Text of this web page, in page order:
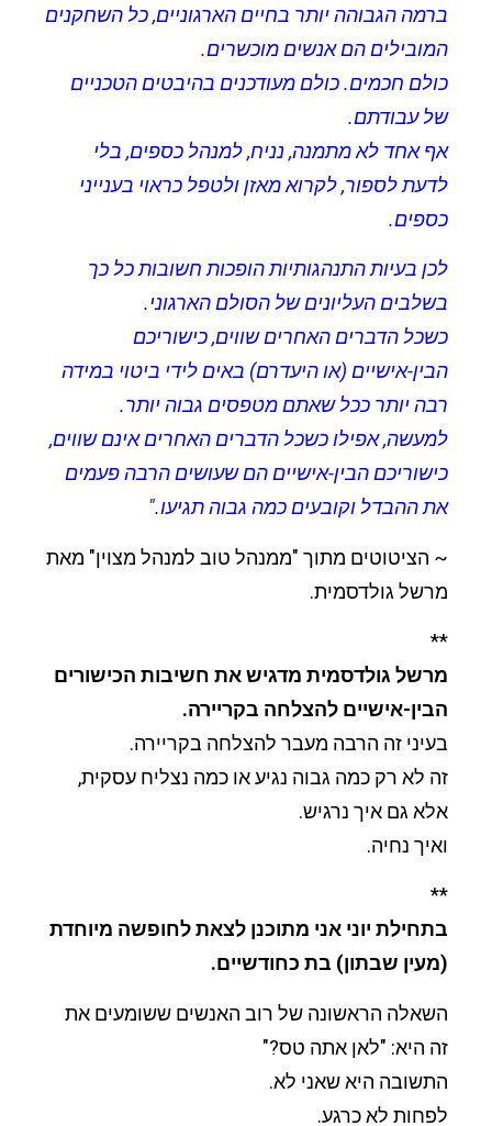
ברמה הגבוהה יותר בחיים הארגוניים, כל השחקנים
המובילים הם אנשים מוכשרים.
כולם חכמים. כולם מעודכנים בהיבטים הטכניים
של עבודתם.
אף אחד לא מתמנה, נניח, למנהל כספים, בלי
לדעת לספור, לקרוא מאזן ולטפל כראוי בענייני
כספים.
לכן בעיות התנהגותיות הופכות חשובות כל כך
בשלבים העליונים של הסולם הארגוני.
כשכל הדברים האחרים שווים, כישוריכם
הבין-אישיים (או היעדרם) באים לידי ביטוי במידה
רבה יותר ככל שאתם מטפסים גבוה יותר.
למעשה, אפילו כשכל הדברים האחרים אינם שווים,
כישוריכם הבין-אישיים הם שעושים הרבה פעמים
את ההבדל וקובעים כמה גבוה תגיעו."
~ הציטוטים מתוך "ממנהל טוב למנהל מצוין" מאת
מרשל גולדסמית.
**
מרשל גולדסמית מדגיש את חשיבות הכישורים
הבין-אישיים להצלחה בקריירה.
בעיני זה הרבה מעבר להצלחה בקריירה.
זה לא רק כמה גבוה נגיע או כמה נצליח עסקית,
אלא גם איך נרגיש.
ואיך נחיה.
**
בתחילת יוני אני מתוכנן לצאת לחופשה מיוחדת
(מעין שבתון) בת כחודשיים.
השאלה הראשונה של רוב האנשים ששומעים את
זה היא: "לאן אתה טס?"
התשובה היא שאני לא.
לפחות לא כרגע.